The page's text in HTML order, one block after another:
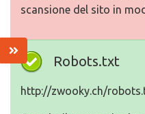
scansione del sito in
Robots.txt
http://zwooky.ch/